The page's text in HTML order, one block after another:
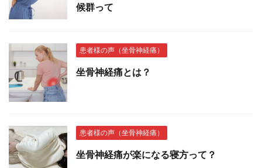
候群って
患者様の声（坐骨神経痛）
坐骨神経痛とは？
患者様の声（坐骨神経痛）
坐骨神経痛が楽になる寝方って？